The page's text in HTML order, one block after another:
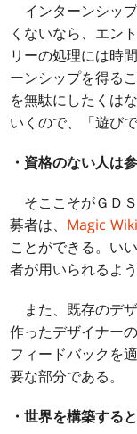
インターンシッ
くないなら、エン
リーの処理には時
ーンシップを得る
を無駄にしたくは
いくので、「遊び
・資格のない人は
そここそがＧＤ
募者は、 Magic
ことができる。い
者が用いられるよ
また、既存のデ
作ったデザイナー
フィードバックを
要な部分である。
・世界を構築する